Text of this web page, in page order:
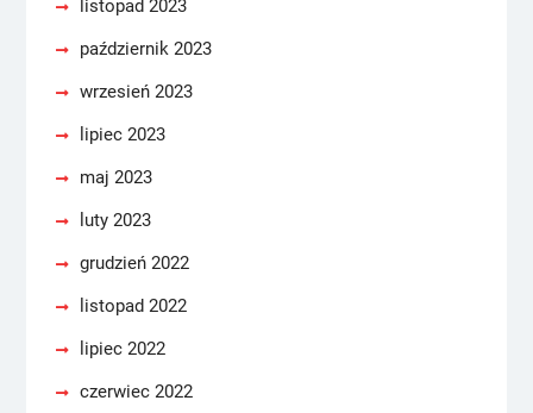
listopad 2023
październik 2023
wrzesień 2023
lipiec 2023
maj 2023
luty 2023
grudzień 2022
listopad 2022
lipiec 2022
czerwiec 2022